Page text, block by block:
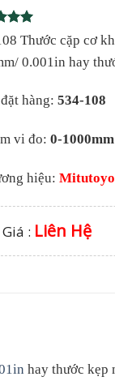
5
5
on
Thước cặp cơ
0.001in hay
hàng: 534-108
vi đo: 0-1000mm
hiệu:
Giá : Liên Hệ
hay thước kẹp